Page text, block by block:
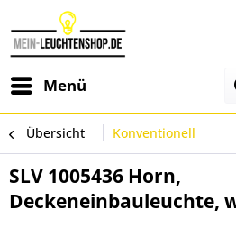
Menü
Übersicht Konventionell
SLV 1005436 Horn,
Deckeneinbauleuchte,